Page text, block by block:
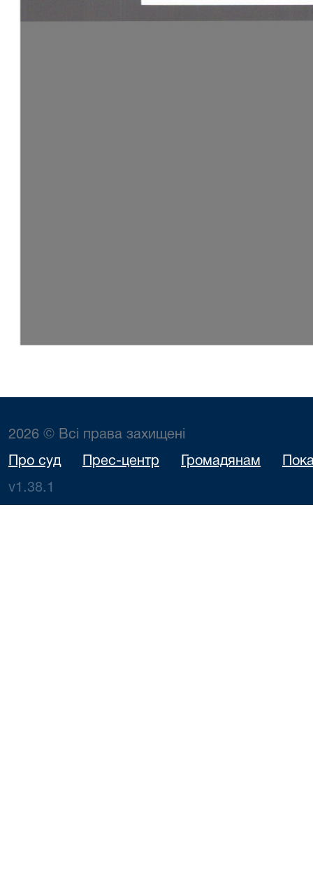
2026 © Всі права захищені
Про суд Прес-центр Громадянам
v1.38.1